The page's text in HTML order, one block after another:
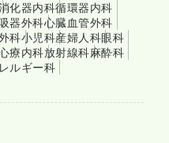
化器内科循環器内科
器外科心臓血管外科
科小児科産婦人科眼科
療内科放射線科麻酔科
ルギー科